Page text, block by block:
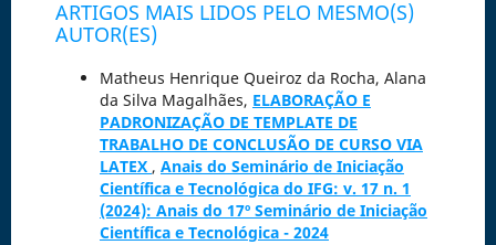
ARTIGOS MAIS LIDOS PELO MESMO(S)
AUTOR(ES)
Matheus Henrique Queiroz da Rocha, Alana
da Silva Magalhães, ELABORAÇÃO E
PADRONIZAÇÃO DE TEMPLATE DE
TRABALHO DE CONCLUSÃO DE CURSO VIA
LATEX , Anais do Seminário de Iniciação
Científica e Tecnológica do IFG: v. 17 n. 1
(2024): Anais do 17º Seminário de Iniciação
Científica e Tecnológica - 2024